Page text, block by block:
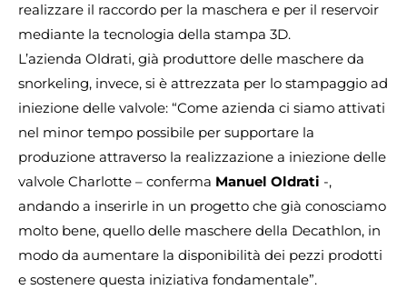
realizzare il raccordo per la maschera e per il reservoir
mediante la tecnologia della stampa 3D.
L’azienda Oldrati, già produttore delle maschere da
snorkeling, invece, si è attrezzata per lo stampaggio ad
iniezione delle valvole: “Come azienda ci siamo attivati
nel minor tempo possibile per supportare la
produzione attraverso la realizzazione a iniezione delle
valvole Charlotte – conferma Manuel Oldrati -,
andando a inserirle in un progetto che già conosciamo
molto bene, quello delle maschere della Decathlon, in
modo da aumentare la disponibilità dei pezzi prodotti
e sostenere questa iniziativa fondamentale”.